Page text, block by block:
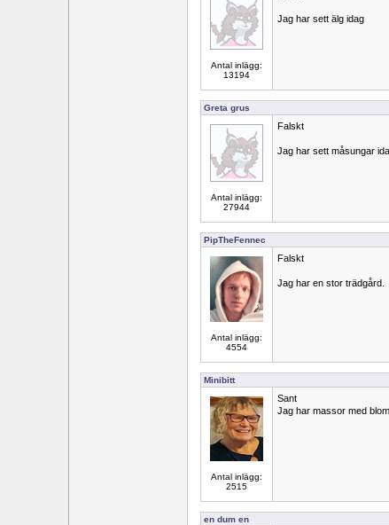
Antal inlägg:
13194
Jag har sett älg idag
Greta grus
Antal inlägg:
27944
Falskt
Jag har sett måsungar
PipTheFennec
Antal inlägg:
4554
Falskt
Jag har en stor trädgård.
Minibitt
Antal inlägg:
2515
Sant
Jag har massor med
en dum en